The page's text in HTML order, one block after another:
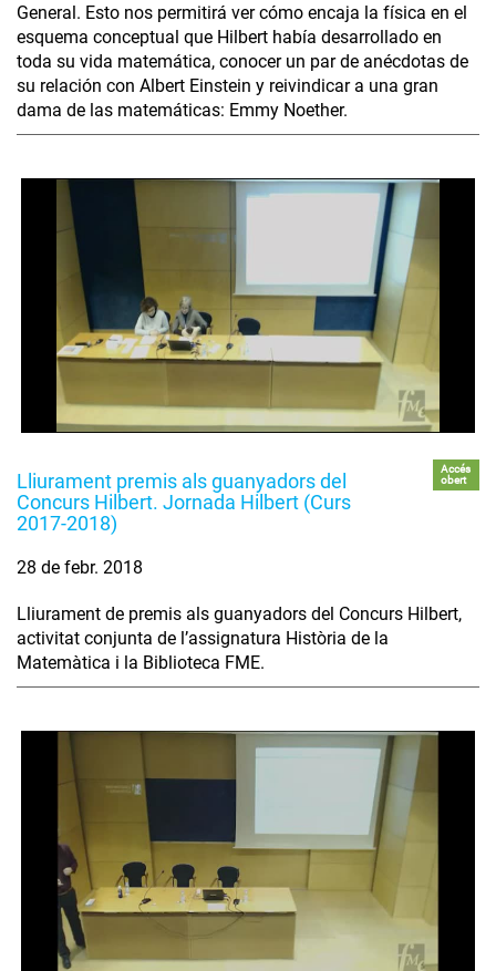
General. Esto nos permitirá ver cómo encaja la física en el
esquema conceptual que Hilbert había desarrollado en
toda su vida matemática, conocer un par de anécdotas de
su relación con Albert Einstein y reivindicar a una gran
dama de las matemáticas: Emmy Noether.
Lliurament premis als guanyadors del
Concurs Hilbert. Jornada Hilbert (Curs
2017-2018)
Accés
obert
28 de febr. 2018
Lliurament de premis als guanyadors del Concurs Hilbert,
activitat conjunta de l’assignatura Història de la
Matemàtica i la Biblioteca FME.